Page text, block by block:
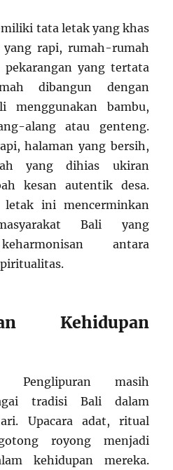
tata letak yang khas
rapi, rumah-rumah
yang tertata
dibangun dengan
menggunakan bambu,
alang atau genteng.
halaman yang bersih,
yang dihias ukiran
kesan autentik desa.
ini mencerminkan
Bali yang
antara
Kehidupan
Penglipuran masih
tradisi Bali dalam
Upacara adat, ritual
royong menjadi
kehidupan mereka.